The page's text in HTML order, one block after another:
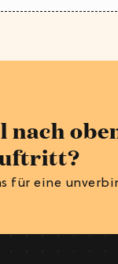
nach
für eine